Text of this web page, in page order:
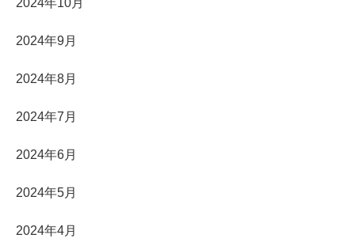
2024年9月
2024年8月
2024年7月
2024年6月
2024年5月
2024年4月